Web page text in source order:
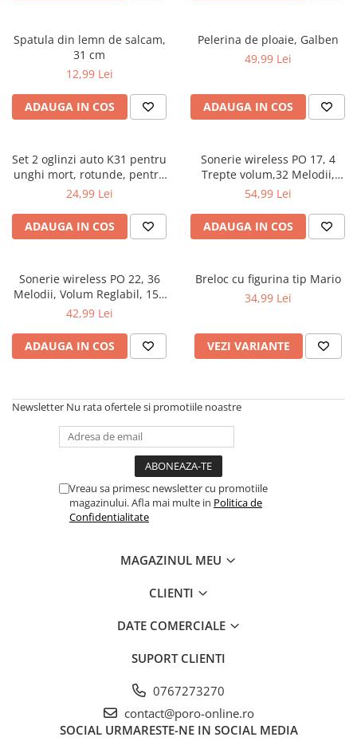
Spatula din lemn de salcam,
31 cm
12,99 Lei
ADAUGA IN COS
Pelerina de ploaie, Galben
49,99 Lei
ADAUGA IN COS
Set 2 oglinzi auto K31 pentru
unghi mort, rotunde, pentru
oglinzile laterale, cu adeziv
condens
24,99 Lei
ADAUGA IN COS
Sonerie wireless PO 17, 4
Trepte volum,32 Melodii,
Distanta 150m
54,99 Lei
ADAUGA IN COS
Sonerie wireless PO 22, 36
Melodii, Volum Reglabil, 150
m, 1 Receptor
42,99 Lei
ADAUGA IN COS
Breloc cu figurina tip Mario
34,99 Lei
VEZI VARIANTE
Newsletter Nu rata ofertele si promotiile noastre
Vreau sa primesc newsletter cu promotiile
magazinului. Afla mai multe in Politica de
Confidentialitate
MAGAZINUL MEU
CLIENTI
DATE COMERCIALE
SUPORT CLIENTI
0767273270
contact@poro-online.ro
SOCIAL URMARESTE-NE IN SOCIAL MEDIA